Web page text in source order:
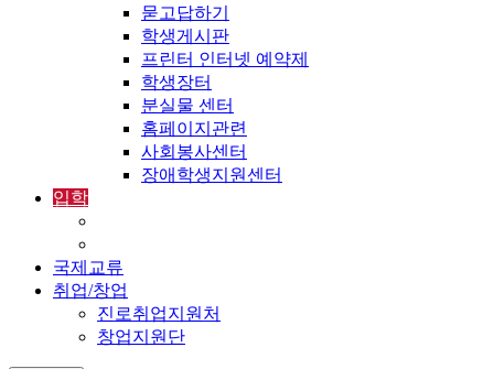
묻고답하기
학생게시판
프린터 인터넷 예약제
학생장터
분실물 센터
홈페이지관련
사회봉사센터
장애학생지원센터
입학
국제교류
취업/창업
진로취업지원처
창업지원단